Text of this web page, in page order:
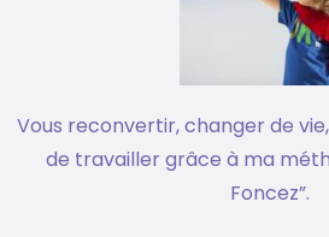
Vous reconvertir, changer de
de travailler grâce à ma
Foncez”.